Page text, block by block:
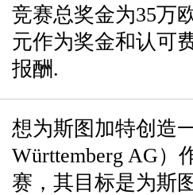
竞赛总奖金为35万
元作为奖金和认可
报酬.
想为斯图加特创造
Württemberg AG）
赛，其目标是为斯